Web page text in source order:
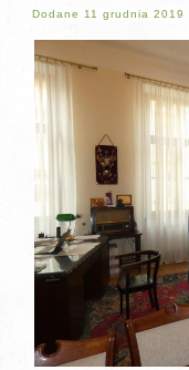
Dodane 11 grudnia 2019